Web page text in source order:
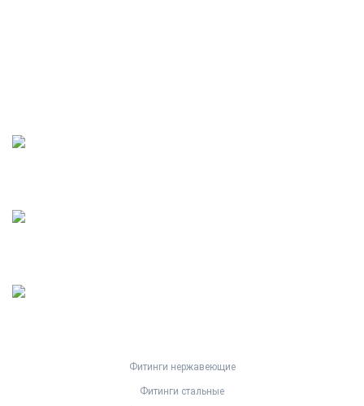
Фитинги нержавеющие
Фитинги стальные